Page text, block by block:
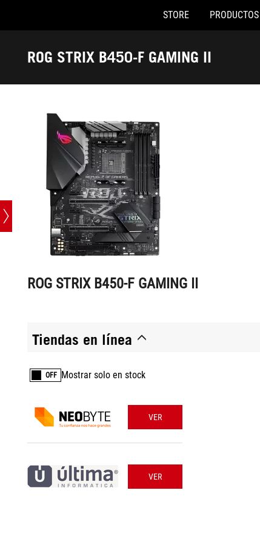
Accessibility links
STORE PRODUCTOS
ROG STRIX B450-F GAMING II
ROG STRIX B450-F GAMING II
Tiendas en línea
OFF Mostrar solo en stock
VER
VER